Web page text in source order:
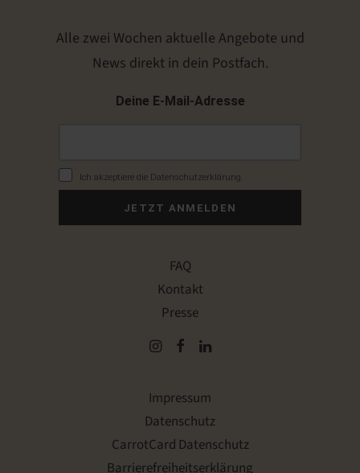
FAQ
Kontakt
Presse
Alle zwei Wochen aktuelle Angebote und
News direkt in dein Postfach.
Deine E-Mail-Adresse
Ich akzeptiere die Datenschutzerklärung.
JETZT ANMELDEN
Impressum
Datenschutz
CarrotCard Datenschutz
Barrierefreiheitserklärung